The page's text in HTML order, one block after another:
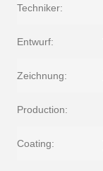
Techniker:
Entwurf:
Zeichnung:
Production:
Coating: